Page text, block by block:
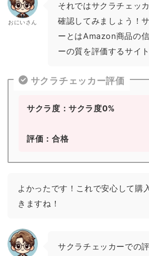
おにいさん
それではサクラチェッ
確認してみましょう！
ーとはAmazon商品の
ーの質を評価するサイト
サクラチェッカー評価
サクラ度：サクラ度0%
評価：合格
よかったです！これで安心して購
きますね！
サクラチェッカーでの